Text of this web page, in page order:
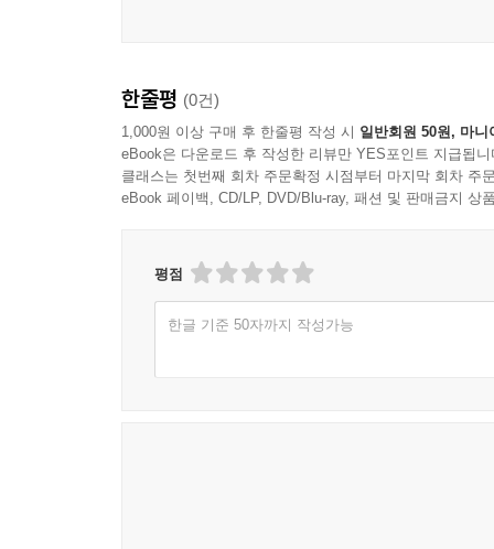
한줄평 (0건)
1,000원 이상 구매 후 한줄평 작성 시 일반회원 50원, 마니
eBook은 다운로드 후 작성한 리뷰만 YES포인트 지급됩니
클래스는 첫번째 회차 주문확정 시점부터 마지막 회차 주
eBook 페이백, CD/LP, DVD/Blu-ray, 패션 및 판매금지 상
평점
한글 기준 50자까지 작성가능